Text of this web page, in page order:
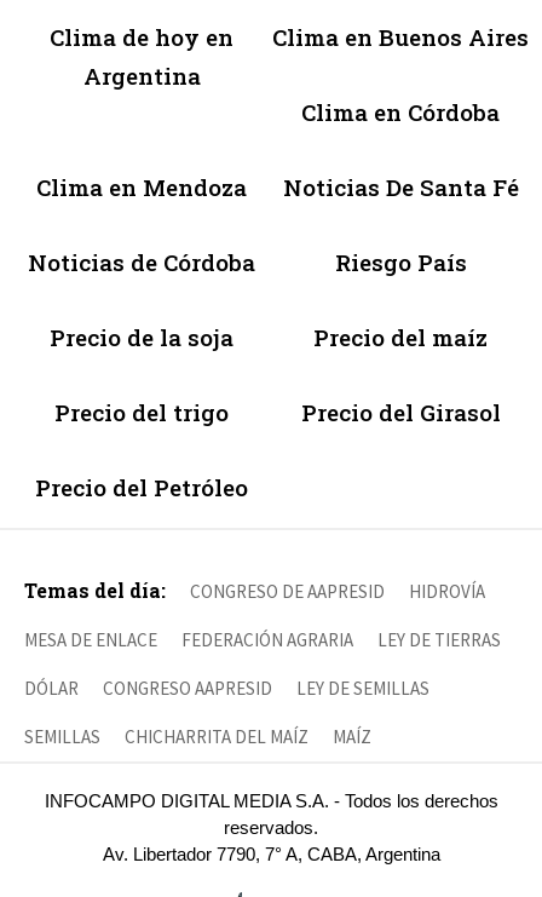
Clima de hoy en
Argentina
Clima en Buenos Aires
Clima en Córdoba
Clima en Mendoza Noticias De Santa Fé
Noticias de Córdoba Riesgo País
Precio de la soja Precio del maíz
Precio del trigo Precio del Girasol
Precio del Petróleo
Temas del día: CONGRESO DE AAPRESID HIDROVÍA
MESA DE ENLACE FEDERACIÓN AGRARIA LEY DE TIERRAS
DÓLAR CONGRESO AAPRESID LEY DE SEMILLAS
SEMILLAS CHICHARRITA DEL MAÍZ MAÍZ
INFOCAMPO DIGITAL MEDIA S.A. - Todos los derechos
reservados.
Av. Libertador 7790, 7° A, CABA, Argentina